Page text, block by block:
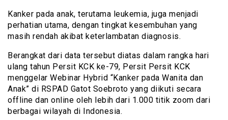
Kanker pada anak, terutama leukemia, juga menjadi
perhatian utama, dengan tingkat kesembuhan yang
masih rendah akibat keterlambatan diagnosis.
Berangkat dari data tersebut diatas dalam rangka hari
ulang tahun Persit KCK ke-79, Persit Persit KCK
menggelar Webinar Hybrid “Kanker pada Wanita dan
Anak” di RSPAD Gatot Soebroto yang diikuti secara
offline dan online oleh lebih dari 1.000 titik zoom dari
berbagai wilayah di Indonesia.